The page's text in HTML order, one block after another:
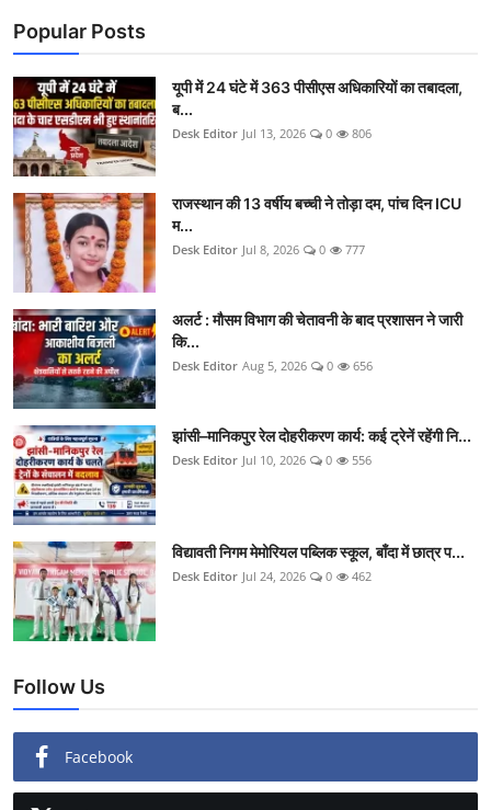
Popular Posts
यूपी में 24 घंटे में 363 पीसीएस अधिकारियों का तबादला,
ब...
Desk Editor Jul 13, 2026 0 806
राजस्थान की 13 वर्षीय बच्ची ने तोड़ा दम, पांच दिन ICU
म...
Desk Editor Jul 8, 2026 0 777
अलर्ट : मौसम विभाग की चेतावनी के बाद प्रशासन ने जारी
कि...
Desk Editor Aug 5, 2026 0 656
झांसी–मानिकपुर रेल दोहरीकरण कार्य: कई ट्रेनें रहेंगी नि...
Desk Editor Jul 10, 2026 0 556
विद्यावती निगम मेमोरियल पब्लिक स्कूल, बाँदा में छात्र प...
Desk Editor Jul 24, 2026 0 462
Follow Us
Facebook